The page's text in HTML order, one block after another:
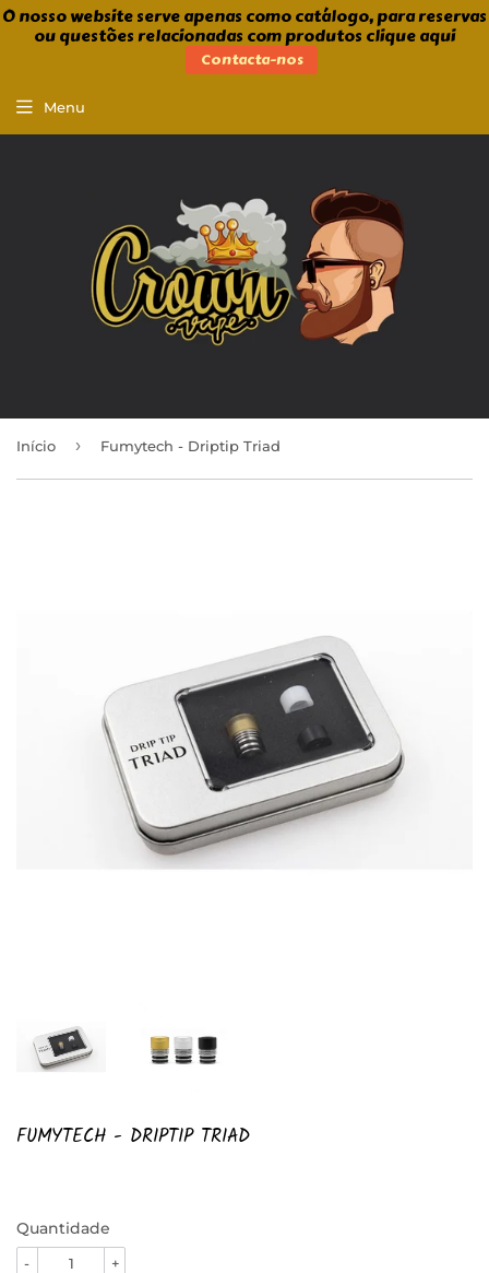
O nosso website serve apenas como catálogo, para reservas
ou questões relacionadas com produtos clique aqui
Contacta-nos
Menu
Início › Fumytech - Driptip Triad
FUMYTECH - DRIPTIP TRIAD
Quantidade
+
-